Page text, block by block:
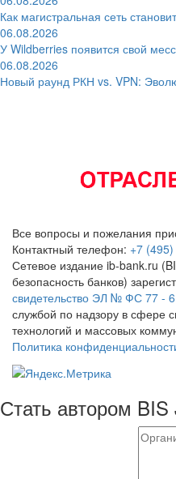
Как магистральная сеть
06.08.2026
У Wildberries появится свой
06.08.2026
Новый раунд РКН vs. VPN:
Все вопросы и пожелания
Контактный телефон: +7
Сетевое издание ib-bank.ru
безопасность банков)
свидетельство ЭЛ № ФС 77 -
службой по надзору в сфере
технологий и массовых
Политика
Стать автором BIS